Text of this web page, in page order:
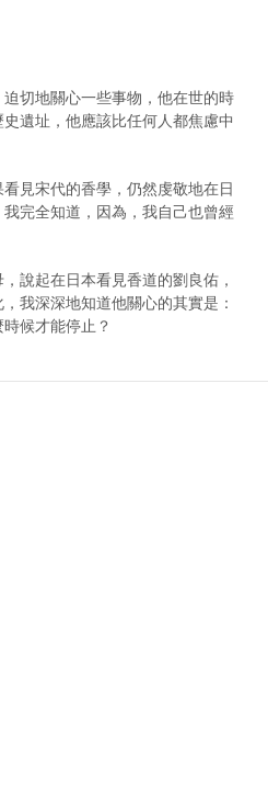
切地關心一些事物，他在世的時
遺址，他應該比任何人都焦慮中
見宋代的香學，仍然虔敬地在日
完全知道，因為，我自己也曾經
說起在日本看見香道的劉良佑，
我深深地知道他關心的其實是：
候才能停止？